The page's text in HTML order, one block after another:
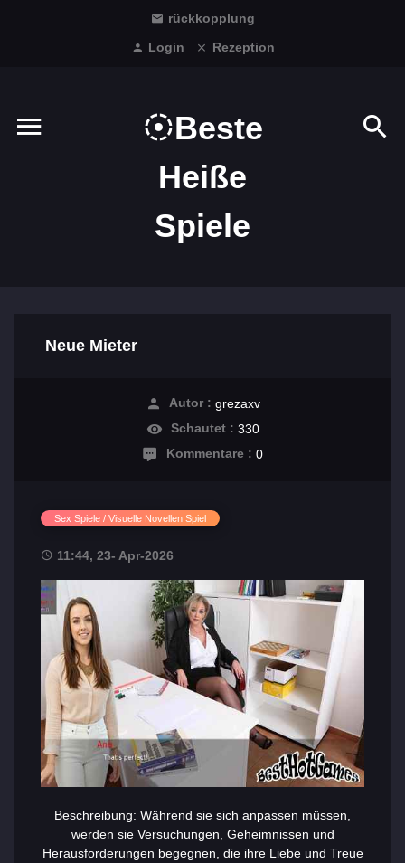
rückkopplung
Login
Rezeption
Beste
Heiße
Spiele
Neue Mieter
Autor : grezaxv
Schautet : 330
Kommentare : 0
Sex Spiele / Visuelle Novellen Spiel
11:44, 23- Apr-2026
Beschreibung: Während sie sich anpassen müssen,
werden sie Versuchungen, Geheimnissen und
Herausforderungen begegnen, die ihre Liebe und Treue